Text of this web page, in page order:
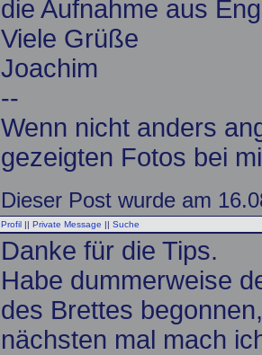
die Aufnahme aus
Viele Grüße
Joachim
--
Wenn nicht anders
gezeigten Fotos bei
Dieser Post wurde am
Profil || Private Message || Suche
Danke für die Tips.
Habe dummerweise
des Brettes
nächsten mal mach